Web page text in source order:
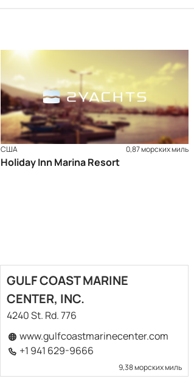
США 0,87 морских миль
Holiday Inn Marina Resort
GULF COAST MARINE
CENTER, INC.
4240 St. Rd. 776
www.gulfcoastmarinecenter.com
+1 941 629-9666
9,38 морских миль